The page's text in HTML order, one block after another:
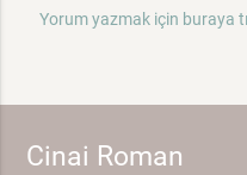
Yorum yazmak için buraya
Cinai Roman